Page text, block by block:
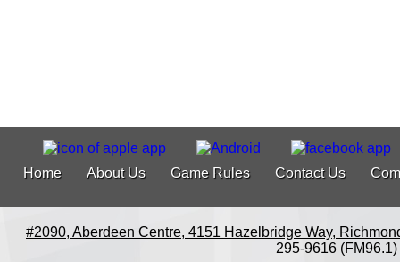
Home About Us Game Rules Contact Us
#2090, Aberdeen Centre, 4151 Hazelbridge Way,
295-9616 (FM96.1)